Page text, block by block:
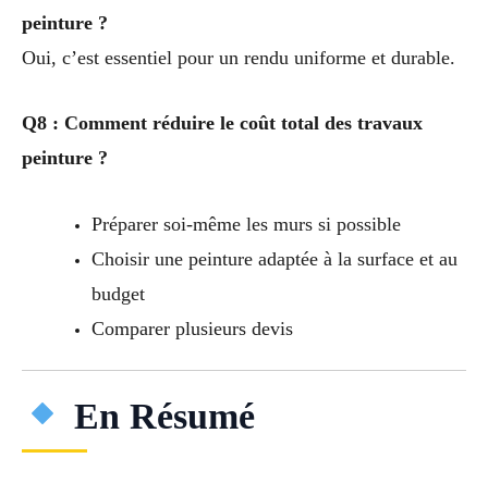
peinture ?
Oui, c’est essentiel pour un rendu uniforme et durable.
Q8 : Comment réduire le coût total des travaux
peinture ?
Préparer soi-même les murs si possible
Choisir une peinture adaptée à la surface et au
budget
Comparer plusieurs devis
En Résumé